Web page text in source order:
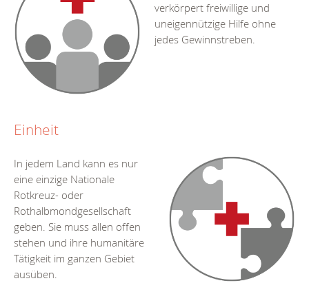
verkörpert freiwillige und
uneigennützige Hilfe ohne
jedes Gewinnstreben.
Einheit
In jedem Land kann es nur
eine einzige Nationale
Rotkreuz- oder
Rothalbmondgesellschaft
geben. Sie muss allen offen
stehen und ihre humanitäre
Tätigkeit im ganzen Gebiet
ausüben.